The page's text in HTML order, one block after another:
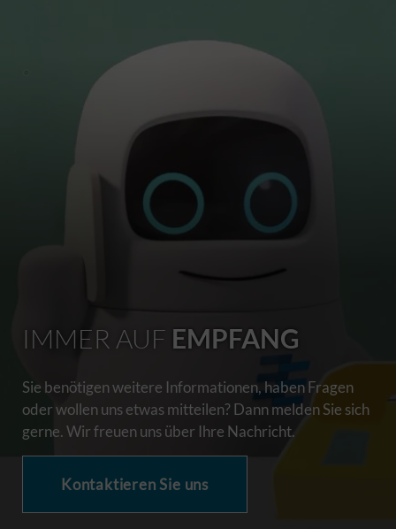
IMMER AUF EMPFANG
Sie benötigen weitere Informationen, haben Fragen
oder wollen uns etwas mitteilen? Dann melden Sie sich
gerne. Wir freuen uns über Ihre Nachricht.
Kontaktieren Sie uns